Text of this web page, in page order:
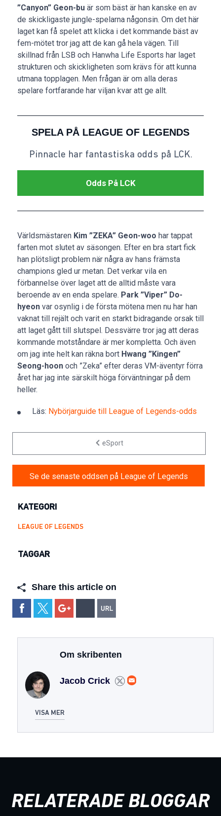
”Canyon” Geon-bu är som bäst är han kanske en av
de skickligaste jungle-spelarna någonsin. Om det här
laget kan få spelet att klicka i det kommande bäst av
fem-mötet tror jag att de kan gå hela vägen. Till
skillnad från LSB och Hanwha Life Esports har laget
strukturen och skickligheten som krävs för att kunna
utmana topplagen. Men frågan är om alla deras
spelare fortfarande har viljan kvar att ge allt.
SPELA PÅ LEAGUE OF LEGENDS
Pinnacle har fantastiska odds på LCK.
Odds På LCK
Världsmästaren Kim ”ZEKA” Geon-woo har tappat
farten mot slutet av säsongen. Efter en bra start fick
han plötsligt problem när några av hans främsta
champions gled ur metan. Det verkar vila en
förbannelse över laget att de alltid måste vara
beroende av en enda spelare. Park ”Viper” Do-
hyeon var osynlig i de första mötena men nu har han
vaknat till rejält och varit en starkt bidragande orsak till
att laget gått till slutspel. Dessvärre tror jag att deras
kommande motståndare är mer kompletta. Och även
om jag inte helt kan räkna bort Hwang ”Kingen”
Seong-hoon och ”Zeka” efter deras VM-äventyr förra
året har jag inte särskilt höga förväntningar på dem
heller.
Läs: Nybörjarguide till League of Legends-odds
eSport
Se de senaste oddsen på League of Legends
KATEGORI
LEAGUE OF LEGENDS
TAGGAR
Share this article on
Om skribenten
Jacob Crick
VISA MER
RELATERADE BLOGGAR